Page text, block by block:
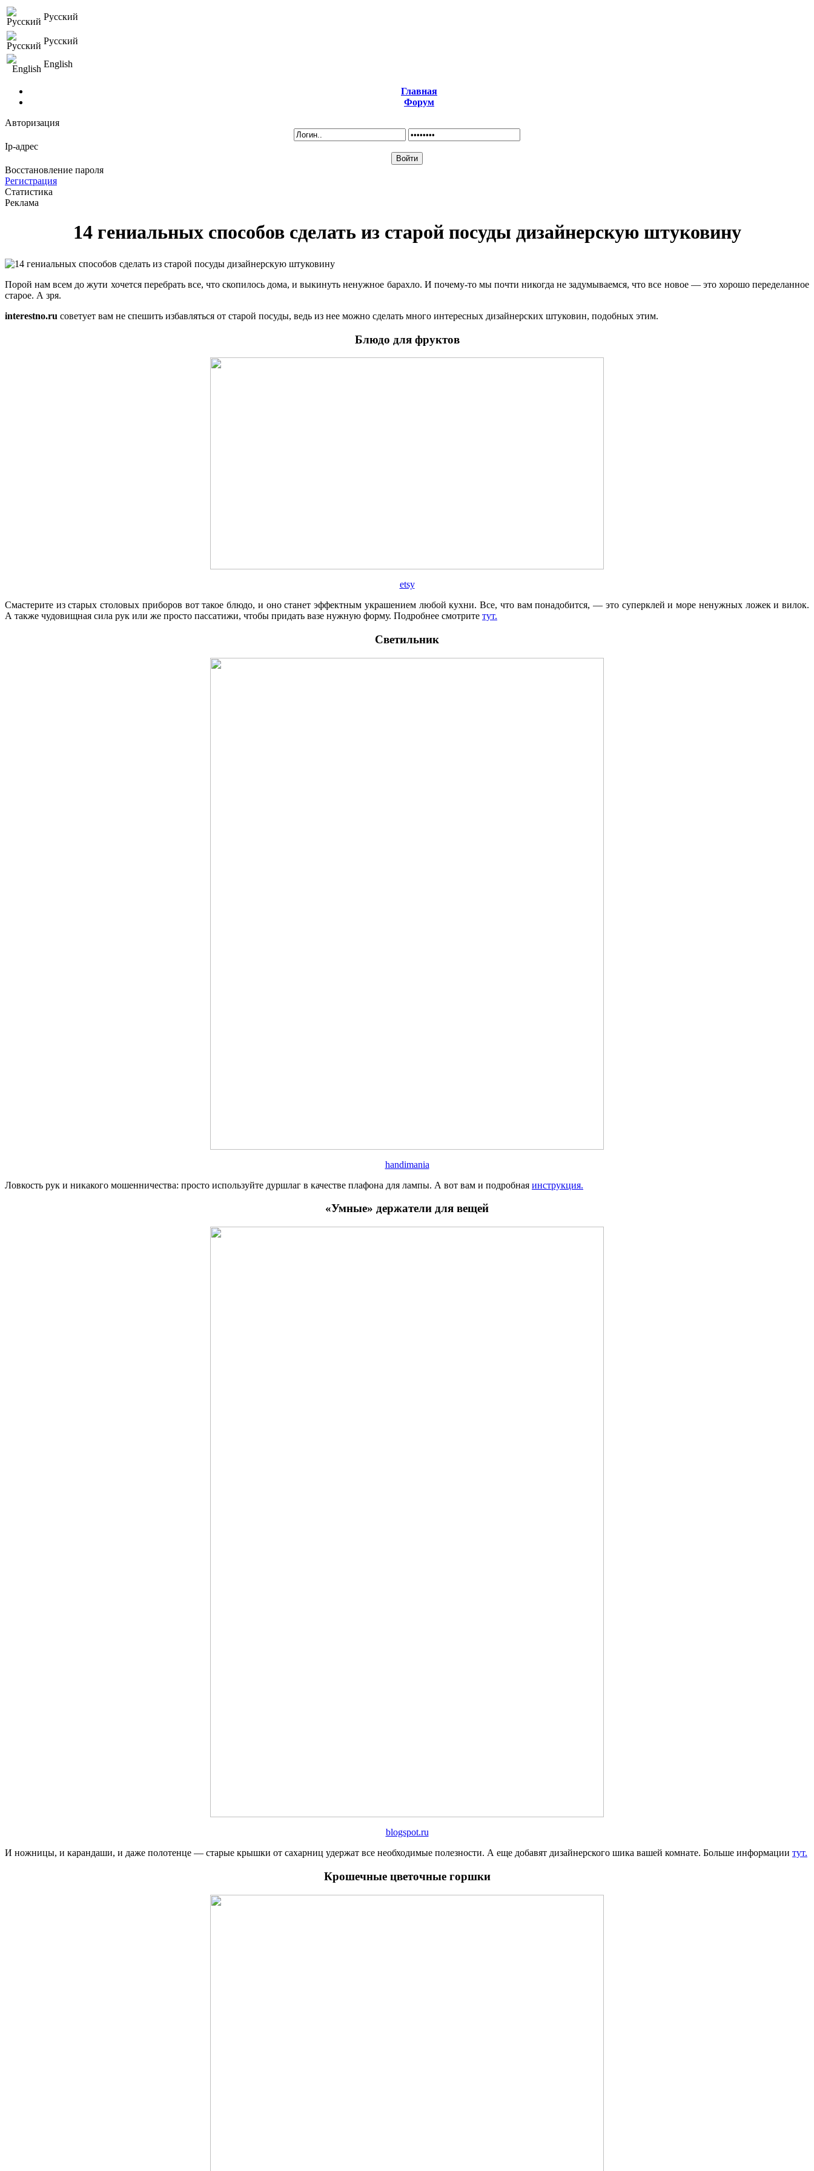
Русский
Русский
English
Главная
Форум
Авторизация
Ip-адрес
Восстановление пароля
Регистрация
Статистика
Реклама
14 гениальных способов сделать из старой посуды дизайнерскую штуковину
Порой нам всем до жути хочется перебрать все, что скопилось дома, и выкинуть ненужное барахло. И почему-то мы почти никогда не задумываемся, что все новое — это хорошо переделанное
старое. А зря.
interestno.ru советует вам не спешить избавляться от старой посуды, ведь из нее можно сделать много интересных дизайнерских штуковин, подобных этим.
Блюдо для фруктов
etsy
Смастерите из старых столовых приборов вот такое блюдо, и оно станет эффектным украшением любой кухни. Все, что вам понадобится, — это суперклей и море ненужных ложек и вилок.
А также чудовищная сила рук или же просто пассатижи, чтобы придать вазе нужную форму. Подробнее смотрите тут.
Светильник
handimania
Ловкость рук и никакого мошенничества: просто используйте дуршлаг в качестве плафона для лампы. А вот вам и подробная инструкция.
«Умные» держатели для вещей
blogspot.ru
И ножницы, и карандаши, и даже полотенце — старые крышки от сахарниц удержат все необходимые полезности. А еще добавят дизайнерского шика вашей комнате. Больше информации тут.
Крошечные цветочные горшки